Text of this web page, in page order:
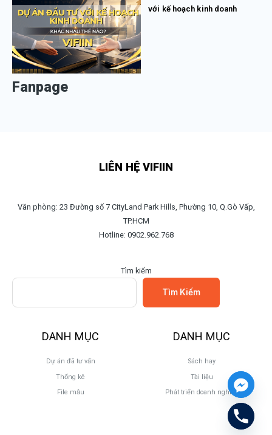
với kế hoạch kinh doanh
Fanpage
LIÊN HỆ VIFIIN
Văn phòng: 23 Đường số 7 CityLand Park Hills, Phường 10, Q.Gò Vấp,
TP.HCM
Hotline: 0902.962.768
Tìm kiếm
Tìm Kiếm
DANH MỤC
Dự án đã tư vấn
Thống kê
File mẫu
DANH MỤC
Sách hay
Tài liệu
Phát triển doanh nghiệp